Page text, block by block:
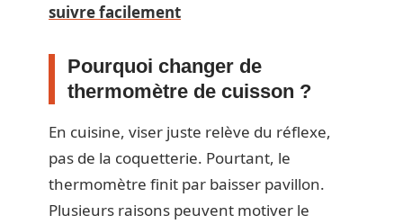
suivre facilement
Pourquoi changer de
thermomètre de cuisson ?
En cuisine, viser juste relève du réflexe,
pas de la coquetterie. Pourtant, le
thermomètre finit par baisser pavillon.
Plusieurs raisons peuvent motiver le